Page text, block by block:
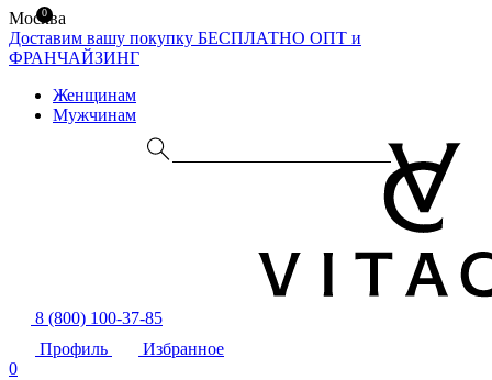
Москва
Доставим вашу покупку БЕСПЛАТНО ОПТ и
ФРАНЧАЙЗИНГ
Женщинам
Мужчинам
8 (800) 100-37-85
Профиль
Избранное
0
0